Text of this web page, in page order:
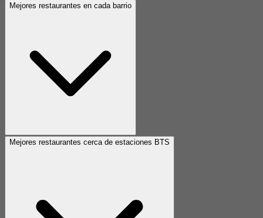
Mejores restaurantes en cada barrio
Mejores restaurantes cerca de estaciones BTS